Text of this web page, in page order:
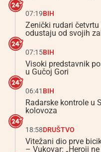
07:19BIH
Zenički rudari
odustaju od svojih
07:15BIH
Visoki predstavnik
u Gučoj Gori
06:41 BIH
Radarske kontrole u
kolovoza
18:58DRUŠTVO
Vitežani dio prve
– Vukovar: „Heroji